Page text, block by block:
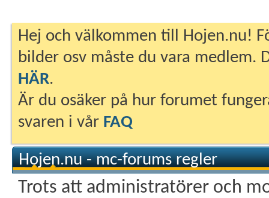
Hej och välkommen till Hojen.nu!
bilder osv måste du vara medlem.
HÄR.
Är du osäker på hur forumet
svaren i vår FAQ
Hojen.nu - mc-forums regler
Trots att administratörer och